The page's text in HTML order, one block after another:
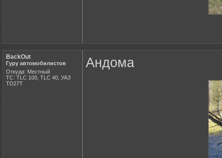
BackOut
Гуру автомобилистов
Откуда: Местный
ТС: TLC 100, TLC 40, УАЗ
ТD27Т
Андома